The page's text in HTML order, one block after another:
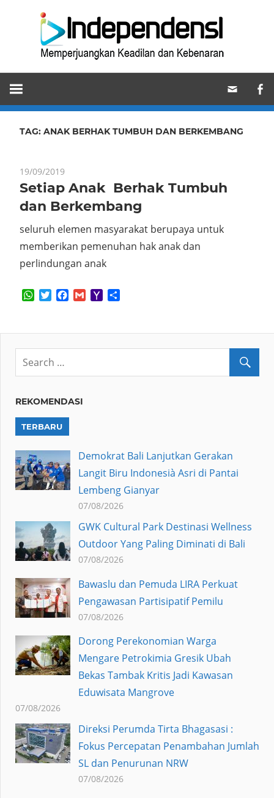
Memperjuangkan
Keadilan
dan
Kebenaran
TAG: ANAK BERHAK TUMBUH DAN BERKEMBANG
19/09/2019
Setiap Anak Berhak Tumbuh
dan Berkembang
seluruh elemen masyarakat berupaya untuk
memberikan pemenuhan hak anak dan
perlindungan anak
WhatsApp
TwitterFacebook
GmailYahoo
REKOMENDASI
TERBARU
Demokrat Bali Lanjutkan Gerakan
Langit Biru Indonesià Asri di Pantai
Lembeng Gianyar
07/08/2026
GWK Cultural Park Destinasi Wellness
Outdoor Yang Paling Diminati di Bali
07/08/2026
Bawaslu dan Pemuda LIRA Perkuat
Pengawasan Partisipatif Pemilu
07/08/2026
Dorong Perekonomian Warga
Mengare Petrokimia Gresik Ubah
Bekas Tambak Kritis Jadi Kawasan
Eduwisata Mangrove
07/08/2026
Direksi Perumda Tirta Bhagasasi :
Fokus Percepatan Penambahan Jumlah
SL dan Penurunan NRW
07/08/2026